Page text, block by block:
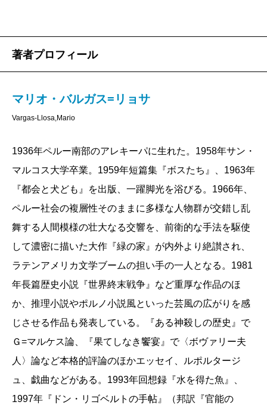
カ文学の黄金時代に参画したペルーの現代作家で
す。『都会と犬ども』『緑の家』『世界終末戦
争』などの小説は、つぎつぎと新鮮な驚きをもた
らしたものですが、近著『若い小説家に宛てた手
っています。
話題は少しそれますが、大学で「文学」を語る
という考えてみれば奇妙な職業をやっている者と
若者は激減しているにもかかわらず、小説を書き
たいという若者は、相当数いるようです。文学賞
への応募者数で推し量るかぎり「文学」は安泰と
いう話も聞きます。でも、小説を書くためには、
古今東西の小説を――それこそ自分がサナダムシ
になったみたいに――むさぼり読むことから始め
なければダメなのです。すくなくとも、リョサの
話術に惹かれて、この『手紙』を読みおえた賢明
な読者はそう思われるにちがいない。つまりこれ
は『若い読書家に宛てた手紙』でもあるわけで、
訳者が「解説」で指摘しておられるように、イタ
ブリエル・ガルシア=マルケス（コロンビア）、
アメリカの作家、詩人がノーベル文学賞を受賞し
たという事情がある。
ラテンアメリカから受賞者は出ないだろうと言わ
れるようになった。バルガス=リョサが毎年のよ
うに候補にのぼりながら選にもれていたのも、そ
のあたりの事情を考えると無理からぬことに思わ
れた。
ただ、彼のこれまでの創作活動を見ると、驚く
浴びた。この作品を原稿段階で読んだスペインの
名編集者カルロス・バラルは当時を振り返って、
「長年編集の仕事に携わってきたが、あの作品は
それまでに読んだ中でもっとも刺激的で大きな驚
きをもたらした」と語っている。ペルーにある、
軍人の養成を目指す《レオンシオ・プラード学
院》を舞台に、内部の腐敗、堕落を内的独白、フ
著者プロフィール
マリオ・バルガス=リョサ
Vargas-Llosa,Mario
1936年ペルー南部のアレキーパに生れた。1958年サン・
マルコス大学卒業。1959年短篇集『ボスたち』、1963年
『都会と犬ども』を出版、一躍脚光を浴びる。1966年、
ペルー社会の複層性そのままに多様な人物群が交錯し乱
舞する人間模様の壮大なる交響を、前衛的な手法を駆使
して濃密に描いた大作『緑の家』が内外より絶讃され、
ラテンアメリカ文学ブームの担い手の一人となる。1981
年長篇歴史小説『世界終末戦争』など重厚な作品のほ
か、推理小説やポルノ小説風といった芸風の広がりを感
じさせる作品も発表している。『ある神殺しの歴史』で
Ｇ=マルケス論、『果てしなき饗宴』で〈ボヴァリー夫
人〉論など本格的評論のほかエッセイ、ルポルタージ
ュ、戯曲などがある。1993年回想録『水を得た魚』、
1997年『ドン・リゴベルトの手帖』（邦訳『官能の